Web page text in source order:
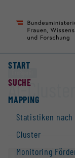
Seiteninhalt
Accesskey
Hauptnavigation
Accesskey
START
SUCHE
MAPPING
Statistiken nach
Cluster
Monitoring
AI-Cluster